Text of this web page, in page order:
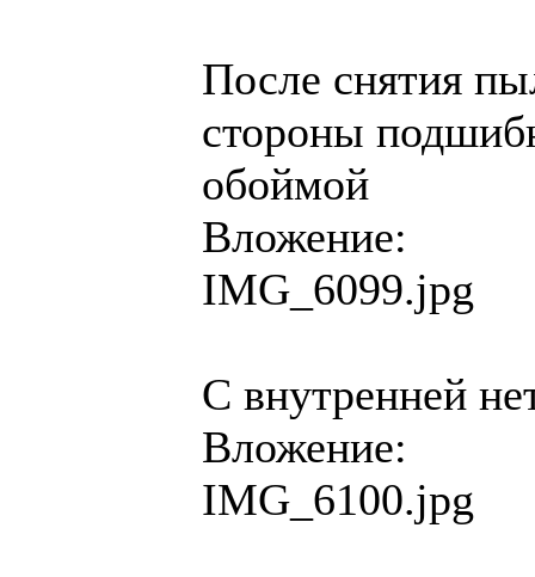
После снятия
стороны
обоймой
Вложение:
IMG_6099.jpg
С внутренней
Вложение:
IMG_6100.jpg